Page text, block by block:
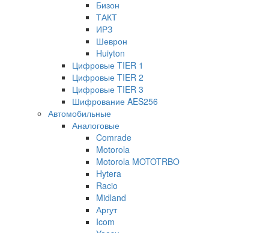
Бизон
ТАКТ
ИРЗ
Шеврон
Huiyton
Цифровые TIER 1
Цифровые TIER 2
Цифровые TIER 3
Шифрование AES256
Автомобильные
Аналоговые
Comrade
Motorola
Motorola MOTOTRBO
Hytera
Racio
Midland
Аргут
Icom